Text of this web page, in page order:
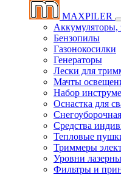
MAXPILER
Аккумуляторы,
Бензопилы
Газонокосилки
Генераторы
Лески для
Мачты
Набор
Оснастка для
Средства
Тепловые
Триммеры
Уровни
Фильтры и